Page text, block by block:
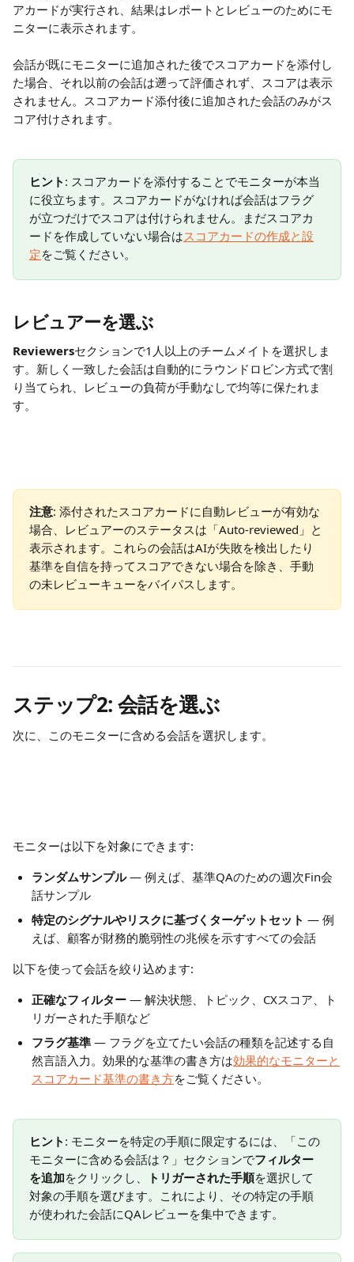
アカードが実行され、結果はレポートとレビューのためにモ
ニターに表示されます。
会話が既にモニターに追加された後でスコアカードを添付し
た場合、それ以前の会話は遡って評価されず、スコアは表示
されません。スコアカード添付後に追加された会話のみがス
コア付けされます。
ヒント : スコアカードを添付することでモニターが本当
に役立ちます。スコアカードがなければ会話はフラグ
が立つだけでスコアは付けられません。まだスコアカ
ードを作成していない場合はスコアカードの作成と設
定をご覧ください。
レビュアーを選ぶ
Reviewersセクションで1人以上のチームメイトを選択しま
す。新しく一致した会話は自動的にラウンドロビン方式で割
り当てられ、レビューの負荷が手動なしで均等に保たれま
す。
注意: 添付されたスコアカードに自動レビューが有効な
場合、レビュアーのステータスは「Auto-reviewed」と
表示されます。これらの会話はAIが失敗を検出したり
基準を自信を持ってスコアできない場合を除き、手動
の未レビューキューをバイパスします。
ステップ2: 会話を選ぶ
次に、このモニターに含める会話を選択します。
モニターは以下を対象にできます:
ランダムサンプル — 例えば、基準QAのための週次Fin会
話サンプル
特定のシグナルやリスクに基づくターゲットセット — 例
えば、顧客が財務的脆弱性の兆候を示すすべての会話
以下を使って会話を絞り込めます:
正確なフィルター — 解決状態、トピック、CXスコア、ト
リガーされた手順など
フラグ基準 — フラグを立てたい会話の種類を記述する自
然言語入力。効果的な基準の書き方は効果的なモニターと
スコアカード基準の書き方をご覧ください。
ヒント : モニターを特定の手順に限定するには、「この
モニターに含める会話は？」セクションでフィルター
を追加をクリックし、 トリガーされた手順を選択して
対象の手順を選びます。これにより、その特定の手順
が使われた会話にQAレビューを集中できます。